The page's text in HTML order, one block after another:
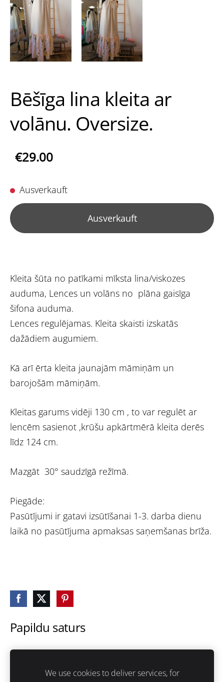
Papildu saturs
Šeit var ievadīt papildus saturu. Ja papildus satura
nav, tad šo bloku var noslēpt, nospiežot uz
Bēšīga lina kleita ar
volānu. Oversize.
€29.00
Ausverkauft
Ausverkauft
Kleita šūta no patīkami mīksta lina/viskozes
auduma, Lences un volāns no plāna gaisīga
šifona auduma.
Lences regulējamas. Kleita skaisti izskatās
dažādiem augumiem.
Kā arī ērta kleita jaunajām māmiņām un
barojošām māmiņām.
Kleitas garums vidēji 130 cm , to var regulēt ar
lencēm sasienot ,krūšu apkārtmērā kleita derēs
līdz 124 cm.
Mazgāt 30° saudzīgā režīmā.
Piegāde:
Pasūtījumi ir gatavi izsūtīšanai 1-3. darba dienu
laikā no pasūtījuma apmaksas saņemšanas brīža.
We use cookies to deliver services, for